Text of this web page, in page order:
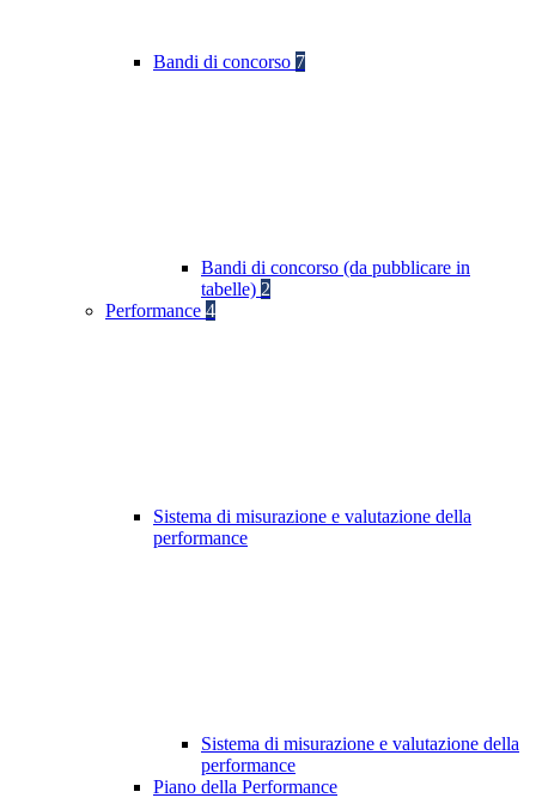
Bandi di concorso 7
Bandi di concorso (da pubblicare in
tabelle) 2
Performance 4
Sistema di misurazione e valutazione della
performance
Sistema di misurazione e valutazione della
performance
Piano della Performance